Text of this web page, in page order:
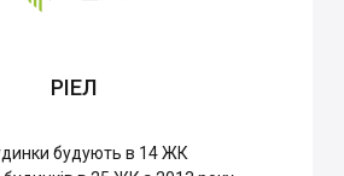
РІЕЛ
будують в 14 ЖК